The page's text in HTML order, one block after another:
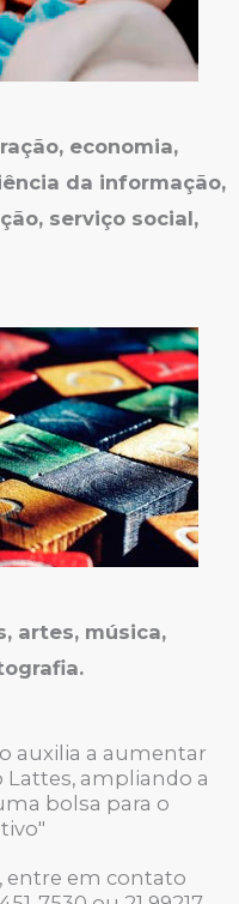
economia,
da informação,
serviço social,
artes, música,
auxilia a aumentar
ampliando a
bolsa para o
entre em contato